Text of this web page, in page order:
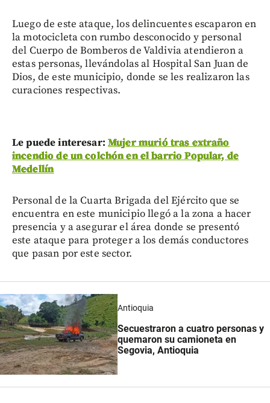
Luego de este ataque, los delincuentes escaparon en
la motocicleta con rumbo desconocido y personal
del Cuerpo de Bomberos de Valdivia atendieron a
estas personas, llevándolas al Hospital San Juan de
Dios, de este municipio, donde se les realizaron las
curaciones respectivas.
Le puede interesar: Mujer murió tras extraño
incendio de un colchón en el barrio Popular, de
Medellín
Personal de la Cuarta Brigada del Ejército que se
encuentra en este municipio llegó a la zona a hacer
presencia y a asegurar el área donde se presentó
este ataque para proteger a los demás conductores
que pasan por este sector.
Antioquia
Secuestraron a cuatro personas y
quemaron su camioneta en
Segovia, Antioquia